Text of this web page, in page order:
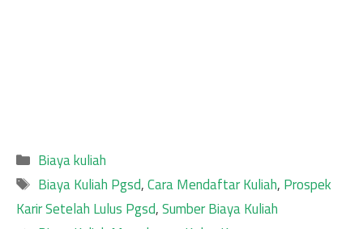
Categories
Biaya kuliah
Tags
Biaya Kuliah Pgsd,Cara Mendaftar Kuliah, Prospek
Karir Setelah Lulus Pgsd,Sumber Biaya Kuliah